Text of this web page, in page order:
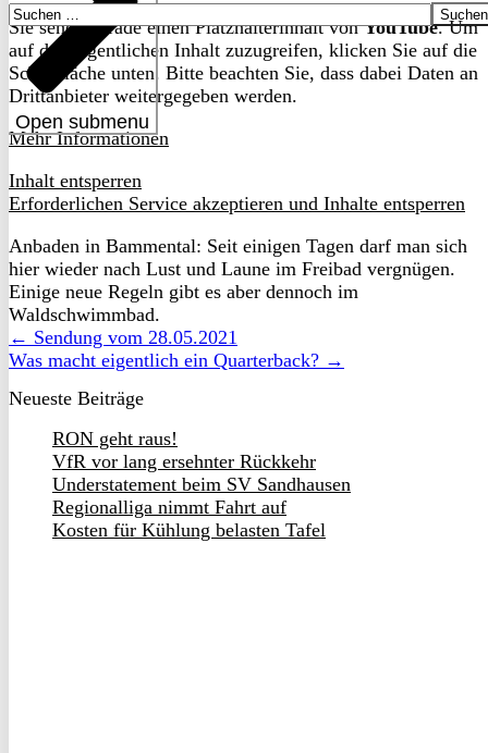
Open submenu
Suchen
nach:
Sie sehen gerade einen Platzhalterinhalt vonYouTube. Um
auf den eigentlichen Inhalt zuzugreifen, klicken Sie auf die
Schaltfläche unten. Bitte beachten Sie, dass dabei Daten an
Drittanbieter weitergegeben werden.
Mehr Informationen
Inhalt entsperren
Erforderlichen Service akzeptieren und Inhalte entsperren
Anbaden in Bammental: Seit einigen Tagen darf man sich
hier wieder nach Lust und Laune im Freibad vergnügen.
Einige neue Regeln gibt es aber dennoch im
Waldschwimmbad.
← Sendung vom 28.05.2021
Was macht eigentlich ein Quarterback? →
Neueste Beiträge
RON geht raus!
VfR vor lang ersehnter Rückkehr
Understatement beim SV Sandhausen
Regionalliga nimmt Fahrt auf
Kosten für Kühlung belasten Tafel